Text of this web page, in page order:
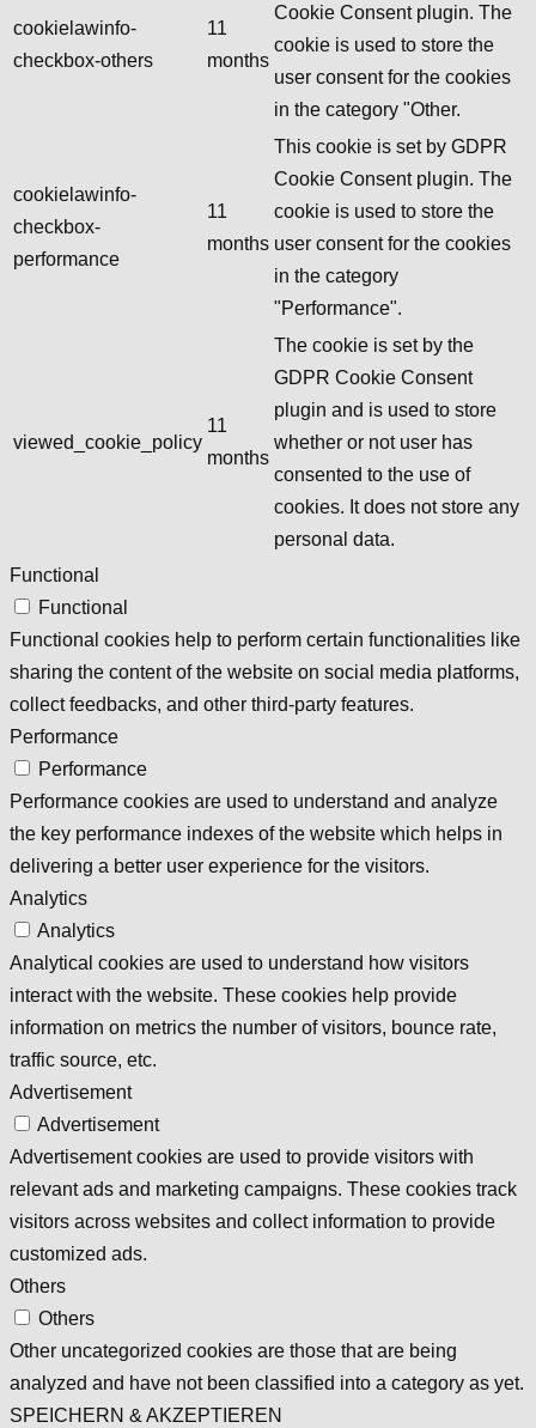
cookielawinfo-
checkbox-others
11
months
Cookie Consent plugin. The
cookie is used to store the
user consent for the cookies
in the category "Other.
cookielawinfo-
checkbox-
performance
11
months
This cookie is set by GDPR
Cookie Consent plugin. The
cookie is used to store the
user consent for the cookies
in the category
"Performance".
viewed_cookie_policy
11
months
The cookie is set by the
GDPR Cookie Consent
plugin and is used to store
whether or not user has
consented to the use of
cookies. It does not store any
personal data.
Functional
Functional
Functional cookies help to perform certain functionalities like
sharing the content of the website on social media platforms,
collect feedbacks, and other third-party features.
Performance
Performance
Performance cookies are used to understand and analyze
the key performance indexes of the website which helps in
delivering a better user experience for the visitors.
Analytics
Analytics
Analytical cookies are used to understand how visitors
interact with the website. These cookies help provide
information on metrics the number of visitors, bounce rate,
traffic source, etc.
Advertisement
Advertisement
Advertisement cookies are used to provide visitors with
relevant ads and marketing campaigns. These cookies track
visitors across websites and collect information to provide
customized ads.
Others
Others
Other uncategorized cookies are those that are being
analyzed and have not been classified into a category as yet.
SPEICHERN & AKZEPTIEREN